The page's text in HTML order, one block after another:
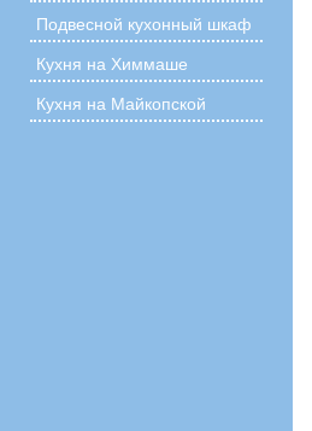
Подвесной кухонный шкаф
Кухня на Химмаше
Кухня на Майкопской